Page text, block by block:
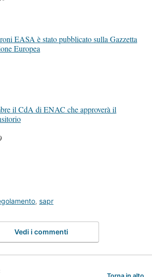
EASA è stato pubblicato sulla Gazzetta
Europea
il CdA di ENAC che approverà il
, sapr
Vedi i commenti